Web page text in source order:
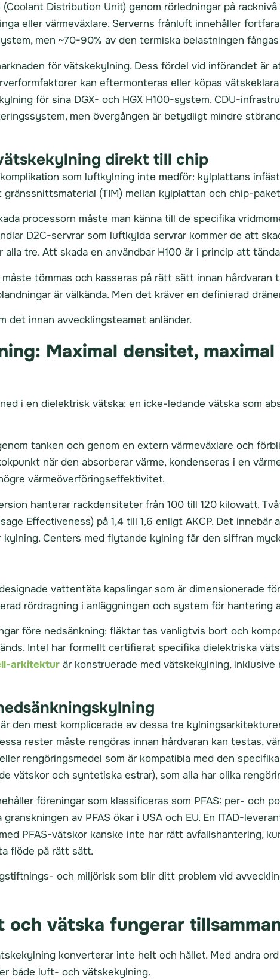
Distribution Unit) genom rörledningar på
eller värmeväxlare. Serverns frånluft innehåller
men ~70-90% av den termiska belastningen
för vätskekylning. Dess fördel vid införandet är
kan eftermonteras eller köpas vätskeklara
för sina DGX- och HGX H100-system. CDU-
men övergången är betydligt mindre
direkt till chip
som luftkylning inte medför: kylplattans
(TIM) mellan kylplattan och chip-
processorn måste man känna till de specifika
D2C-servrar som luftkylda servrar kommer de att
tre. Att skada en användbar H100 är i princip att
tömmas och kasseras på rätt sätt innan
är välkända. Men det kräver en definierad
det innan avvecklingsteamet anländer.
Maximal densitet,
i en dielektrisk vätska: en icke-ledande vätska som
tanken och genom en extern värmeväxlare och
när den absorberar värme, kondenseras i en
värmeöverföringseffektivitet.
hanterar rackdensiteter från 100 till 120 kilowatt.
Effectiveness) på 1,4 till 1,6 enligt AKCP. Det
Centers med flytande kylning får den siffran
vattentäta kapslingar som är dimensionerade
rördragning i anläggningen och system för hantering
före nedsänkning: fläktar tas vanligtvis bort och
Intel har formellt certifierat specifika dielektriska
arkitekturär konstruerade med vätskekylning, inklusive
den mest komplicerade av dessa tre
rester måste rengöras innan hårdvaran kan testas,
rengöringsmedel som är kompatibla med den
vätskor och syntetiska estrar), som alla har olika
föreningar som klassificeras som PFAS: per- och
av PFAS ökar i USA och EU. En ITAD-
PFAS-vätskor kanske inte har rätt avfallshantering,
flöde på rätt sätt.
och miljörisk som blir ditt problem vid
vätska fungerar
konverterar inte helt och hållet. Med andra
både luft- och vätskekylning.